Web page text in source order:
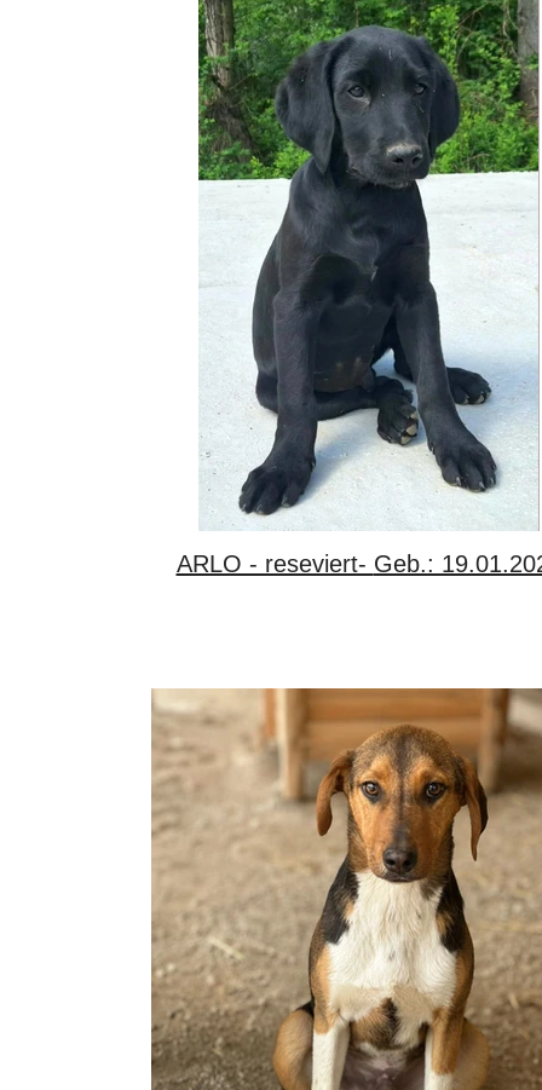
ARLO - reseviert- Geb.: